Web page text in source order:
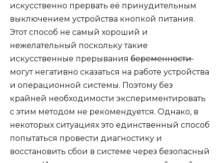
искусственно прервать её принудительным
выключением устройства кнопкой питания.
Этот способ не самый хороший и
нежелательный поскольку такие
искусственные прерывания беременности
могут негативно сказаться на работе устройства
и операционной системы. Поэтому без
крайней необходимости экспериментировать
с этим методом не рекомендуется. Однако, в
некоторых ситуациях это единственный способ
попытаться провести диагностику и
восстановить сбои в системе через безопасный